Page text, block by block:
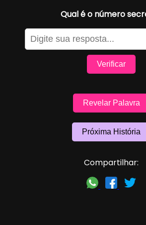
Qual é o número
Verificar
Revelar Palavra
Próxima História
Compartilhar: